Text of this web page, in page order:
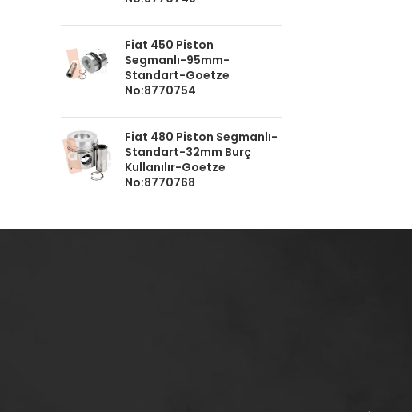
Fiat 450 Piston
Segmanlı-95mm-
Standart-Goetze
No:8770754
Fiat 480 Piston Segmanlı-
Standart-32mm Burç
Kullanılır-Goetze
No:8770768